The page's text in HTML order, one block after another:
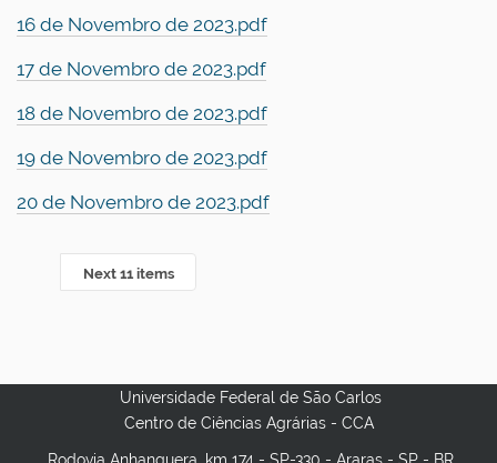
16 de Novembro de 2023.pdf
17 de Novembro de 2023.pdf
18 de Novembro de 2023.pdf
19 de Novembro de 2023.pdf
20 de Novembro de 2023.pdf
Next 11 items
Universidade Federal de São Carlos
Centro de Ciências Agrárias - CCA